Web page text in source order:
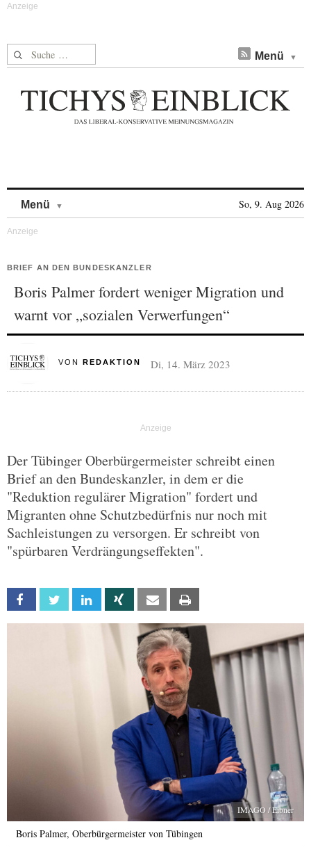
Suche nach: Menü
Menü So, 9. Aug 2026
BRIEF AN DEN BUNDESKANZLER
Boris Palmer fordert weniger Migration und
warnt vor „sozialen Verwerfungen“
VON REDAKTION Di, 14. März 2023
Der Tübinger Oberbürgermeister schreibt einen
Brief an den Bundeskanzler, in dem er die
"Reduktion regulärer Migration" fordert und
Migranten ohne Schutzbedürfnis nur noch mit
Sachleistungen zu versorgen. Er schreibt von
"spürbaren Verdrängungseffekten".
Facebook Twitter Linkedin Xing Email
IMAGO / Eibner
Boris Palmer, Oberbürgermeister von Tübingen